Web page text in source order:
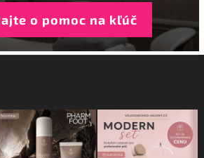
o pomoc na kľúč